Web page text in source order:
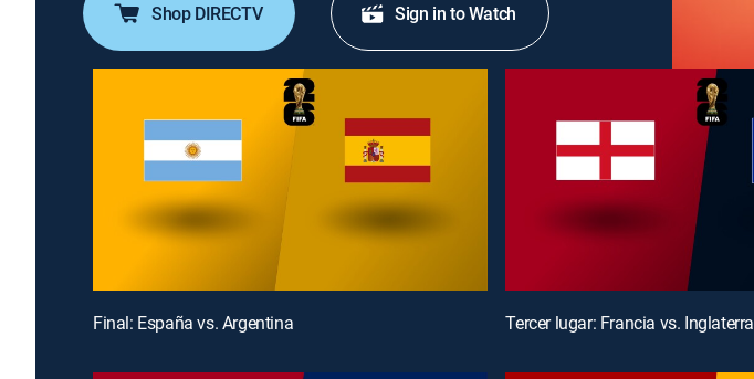
Shop DIRECTV Sign in to Watch
Final: España vs. Argentina Tercer lugar: Francia vs. Inglaterra